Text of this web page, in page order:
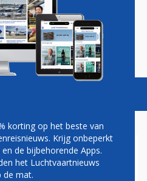
Vacatures
korting op het beste van
Krijg onbeperkt
de bijbehorende Apps.
het Luchtvaartnieuws
de mat.